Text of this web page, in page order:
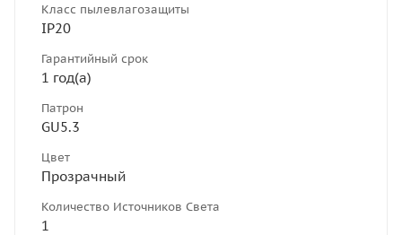
Класс пылевлагозащиты
IP20
Гарантийный срок
1 год(а)
Патрон
GU5.3
Цвет
Прозрачный
Количество Источников Света
1